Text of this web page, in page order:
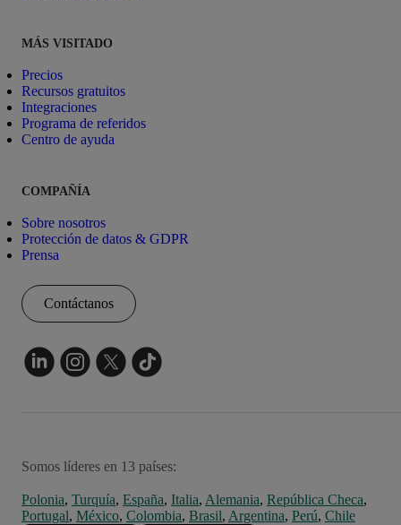
MÁS VISITADO
Precios
Recursos gratuitos
Integraciones
Programa de referidos
Centro de ayuda
COMPAÑÍA
Sobre nosotros
Protección de datos & GDPR
Prensa
Contáctanos
Somos líderes en 13 países:
Polonia, Turquía, España, Italia, Alemania, República Checa,
Portugal, México, Colombia, Brasil, Argentina, Perú, Chile